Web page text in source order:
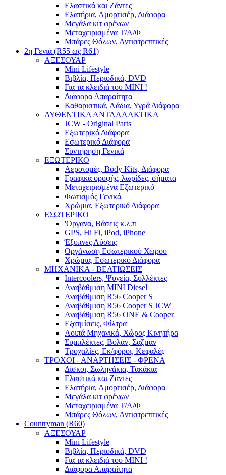
Ελαστικά και Ζάντες
Ελατήρια, Αμορτισέρ, Διάφορα
Μεγάλα κιτ φρένων
Μεταχειρισμένα Τ/Α/Φ
Μπάρες Θόλων, Αντιστρεπτικές
2η Γενιά (R55 ως R61)
ΑΞΕΣΟΥΑΡ
Mini Lifestyle
Βιβλία, Περιοδικά, DVD
Για τα κλειδιά του MINI !
Διάφορα Απαραίτητα
Καθαριστικά, Λάδια, Υγρά Διάφορα
ΑΥΘΕΝΤΙΚΑ ΑΝΤΑΛΛΑΚΤΙΚΑ
JCW - Original Parts
Εξωτερικό Διάφορα
Εσωτερικό Διάφορα
Συντήρηση Γενικά
ΕΞΩΤΕΡΙΚΟ
Αεροτομές, Body Kits, Διάφορα
Γραφικά οροφής, λωρίδες, σήματα
Μεταχειρισμένα Εξωτερικό
Φωτισμός Γενικά
Χρώμια, Εξωτερικό Διάφορα
ΕΣΩΤΕΡΙΚΟ
'Οργανα, Βάσεις κ.λ.π
GPS, Hi Fi, iPod, iPhone
Έξυπνες Λύσεις
Οργάνωση Εσωτερικού Χώρου
Χρώμια, Εσωτερικό Διάφορα
ΜΗΧΑΝΙΚΑ - ΒΕΛΤΙΩΣΕΙΣ
Intercoolers, Ψυγεία, Συλλέκτες
Αναβάθμιση MINI Diesel
Αναβάθμιση R56 Cooper S
Αναβάθμιση R56 Cooper S JCW
Αναβάθμιση R56 ONE & Cooper
Εξατμίσεις, Φίλτρα
Λοιπά Μηχανικά, Χώρος Κινητήρα
Συμπλέκτες, Βολάν, Σαζμάν
Τροχαλίες, Εκ/φόροι, Κεφαλές
ΤΡΟΧΟΙ - ΑΝΑΡΤΗΣΕΙΣ - ΦΡΕΝΑ
Δίσκοι, Σωληνάκια, Τακάκια
Ελαστικά και Ζάντες
Ελατήρια, Αμορτισέρ, Διάφορα
Μεγάλα κιτ φρένων
Μεταχειρισμένα Τ/Α/Φ
Μπάρες Θόλων, Αντιστρεπτικές
Countryman (R60)
ΑΞΕΣΟΥΑΡ
Mini Lifestyle
Βιβλία, Περιοδικά, DVD
Για τα κλειδιά του MINI !
Διάφορα Απαραίτητα